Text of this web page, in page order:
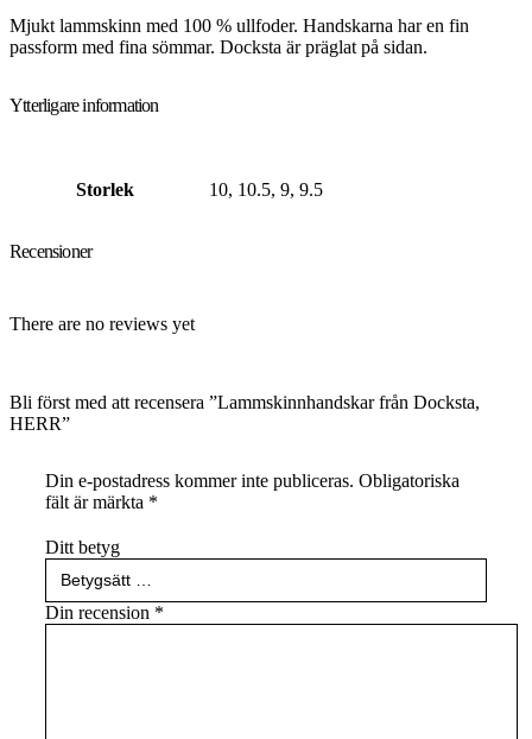
Mjukt lammskinn med 100 % ullfoder. Handskarna har en fin
passform med fina sömmar. Docksta är präglat på sidan.
Ytterligare information
Storlek 10, 10.5, 9, 9.5
Recensioner
There are no reviews yet
Bli först med att recensera ”Lammskinnhandskar från Docksta,
HERR”
Din e-postadress kommer inte publiceras. Obligatoriska
fält är märkta *
Ditt betyg
Din recension *